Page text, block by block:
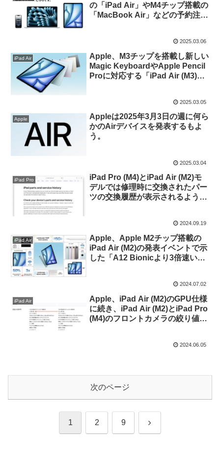
の「iPad Air」やM4チップ搭載の
「MacBook Air」などの予約注文
2025.03.06
iPad Air
Apple、M3チップを搭載し新しい
Magic KeyboardやApple Pencil
Proに対応する「iPad Air (M3)」
2025.03.05
Apple
Appleは2025年3月3日の週に何ら
かのAirデバイスを発表するもよ
う。
2025.03.04
iPad Pro
iPad Pro (M4)とiPad Air (M2)モ
デルでは修理時に交換されたパー
ツの交換履歴が表示されるよう
2024.09.19
iPad Air
Apple、Apple M2チップ搭載の
iPad Air (M2)の発表イベントで示
した「A12 Bionicより3倍速い」
2024.07.02
iPad Air
Apple、iPad Air (M2)のGPU仕様
に続き、iPad Air (M2)とiPad Pro
(M4)のフロントカメラの絞り値を
2024.06.05
次のページ
1 2 9 次